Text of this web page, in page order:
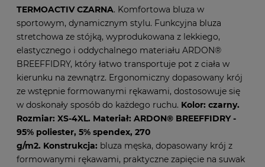
TERMOACTIV CZARNA. Komfortowa bluza w
sportowym, dynamicznym stylu. Funkcyjna bluza
stretchowa ze stójką, wyprodukowana z lekkiego,
elastycznego i oddychalnego materiału ARDON®
BREEFFIDRY, który łatwo transportuje pot z ciała w
kierunku na zewnątrz. Ergonomiczny dopasowany krój
ze wstępnie formowanymi rękawami, dostosowuje się
w doskonały sposób do każdego ruchu. Kolor: czarny.
Rozmiar: XS-4XL. Materiał: ARDON® BREEFFIDRY -
95% poliester, 5% spendex, 270
g/m2. Konstrukcja: bluza męska, dopasowany krój z
formowanymi rękawami, praktyczne zapięcie na suwak